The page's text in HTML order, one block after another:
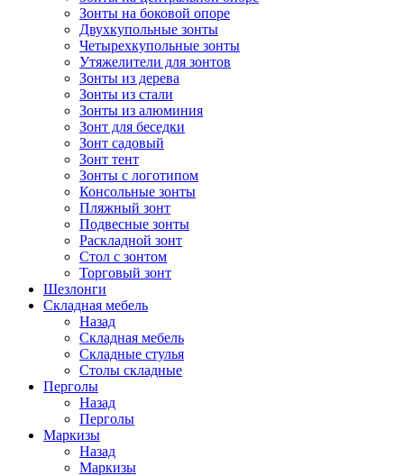
Зонты на боковой опоре
Двухкупольные зонты
Четырехкупольные зонты
Утяжелители для зонтов
Зонты из дерева
Зонты из стали
Зонты из алюминия
Зонт для беседки
Зонт садовый
Зонт тент
Зонты с логотипом
Консольные зонты
Пляжный зонт
Подвесные зонты
Раскладной зонт
Стол с зонтом
Торговый зонт
Шезлонги
Складная мебель
Назад
Складная мебель
Складные стулья
Столы складные
Перголы
Назад
Перголы
Маркизы
Назад
Маркизы